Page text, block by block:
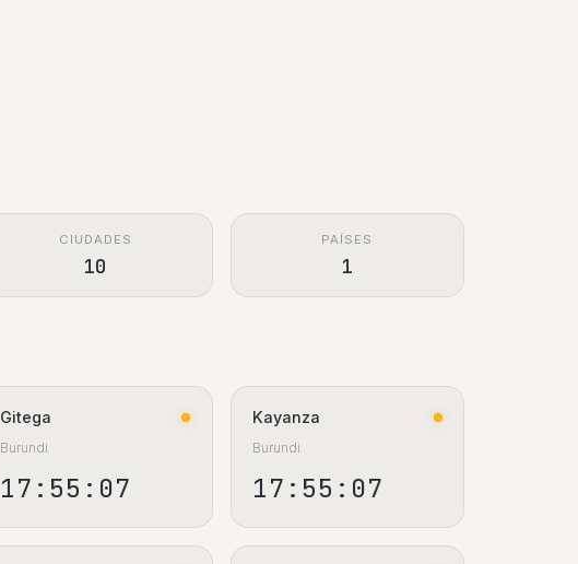
CIUDADES
10
PAÍSES
1
Gitega
Burundi
17:55:08
Kayanza
Burundi
17:55:08